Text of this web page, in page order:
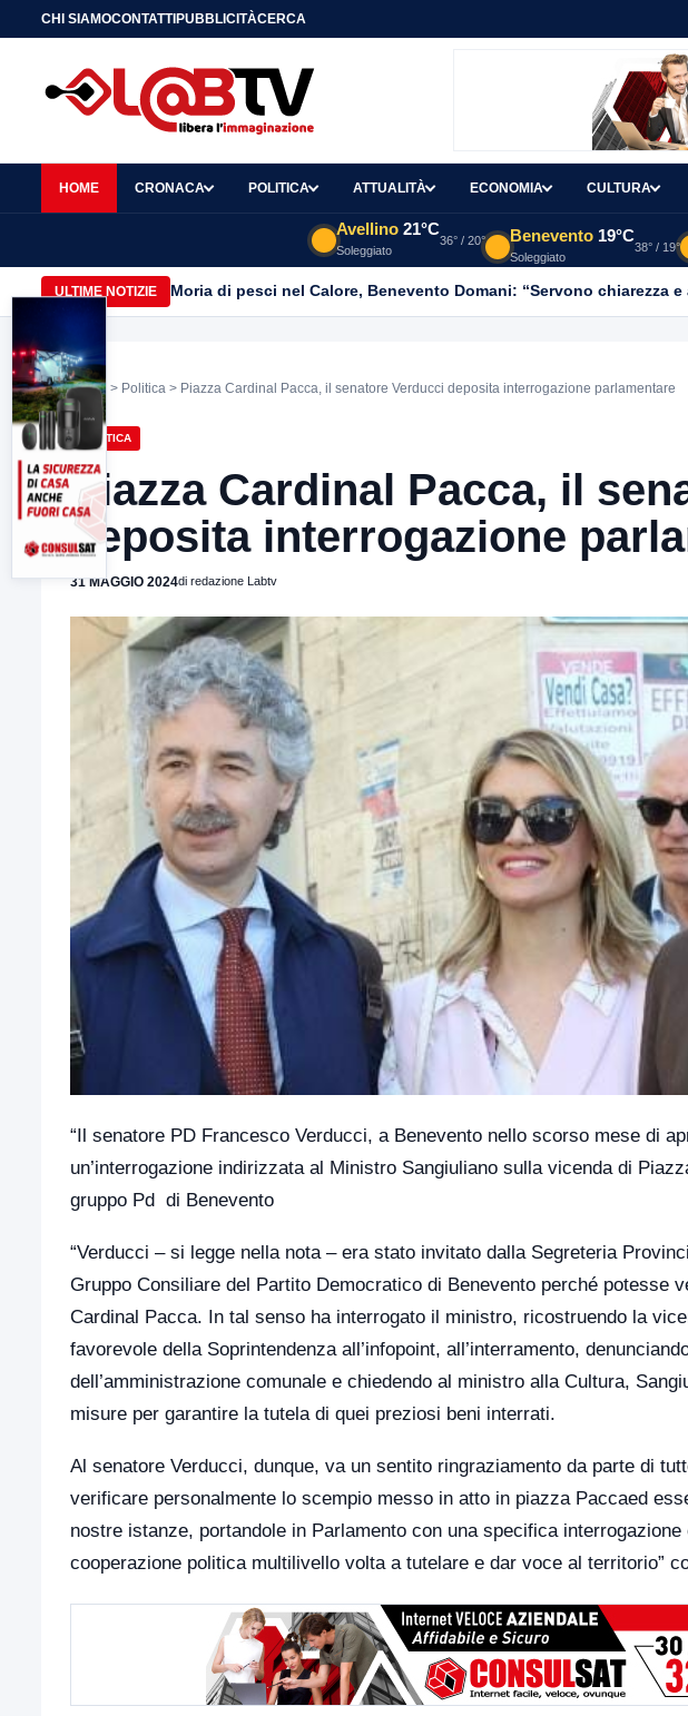
CHI SIAMOCONTATTIPUBBLICITÀCERCA
HOME CRONACA POLITICA ATTUALITÀ ECONOMIA CULTURA
Avellino 21°C
Soleggiato
36° / 20° Benevento 19°C
Soleggiato
38° / 19°
ULTIME NOTIZIE Moria di pesci nel Calore, Benevento Domani: “Servono chiarezza
Home > Politica > Piazza Cardinal Pacca, il senatore Verducci deposita interrogazione parlamentare
POLITICA
Piazza Cardinal Pacca, il
deposita interrogazione
31 MAGGIO 2024di redazione Labtv
“Il senatore PD Francesco Verducci, a Benevento nello scorso mese di
un’interrogazione indirizzata al Ministro Sangiuliano sulla vicenda di
gruppo Pd di Benevento
“Verducci – si legge nella nota – era stato invitato dalla Segreteria
Gruppo Consiliare del Partito Democratico di Benevento perché potesse
Cardinal Pacca. In tal senso ha interrogato il ministro, ricostruendo la
favorevole della Soprintendenza all’infopoint, all’interramento,
dell’amministrazione comunale e chiedendo al ministro alla Cultura,
misure per garantire la tutela di quei preziosi beni interrati.
Al senatore Verducci, dunque, va un sentito ringraziamento da parte di
verificare personalmente lo scempio messo in atto in piazza Paccaed
nostre istanze, portandole in Parlamento con una specifica
cooperazione politica multilivello volta a tutelare e dar voce al territorio”